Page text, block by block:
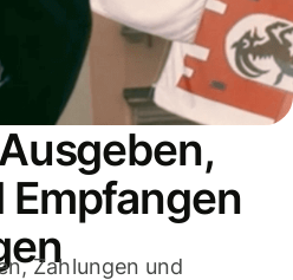
Empfangen
Zahlungen und